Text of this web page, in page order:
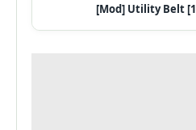
[Mod] Utility Belt